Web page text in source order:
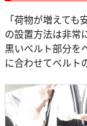
「荷物が増えて
の設置方法は非常
黒いベルト部分を
に合わせてベルト